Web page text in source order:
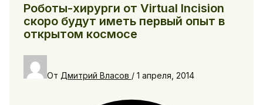
Роботы-хирурги от Virtual Incision
скоро будут иметь первый опыт в
открытом космосе
От Дмитрий Власов / 1 апреля, 2014